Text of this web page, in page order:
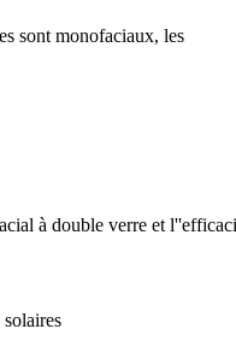
sont monofaciaux, les
à double verre et